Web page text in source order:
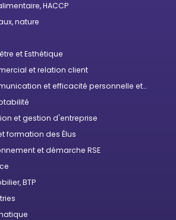
HACCP
nature
et Esthétique
et relation client
et efficacité personnelle et
et gestion d'entreprise
formation des Élus
et démarche RSE
BTP